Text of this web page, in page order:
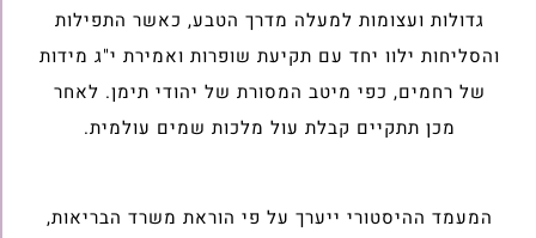
גדולות ועצומות למעלה מדרך הטבע, כאשר התפילות
והסליחות ילוו יחד עם תקיעת שופרות ואמירת י"ג מידות
של רחמים, כפי מיטב המסורת של יהודי תימן. לאחר
מכן תתקיים קבלת עול מלכות שמים עולמית.
המעמד ההיסטורי ייערך על פי הוראת משרד הבריאות,